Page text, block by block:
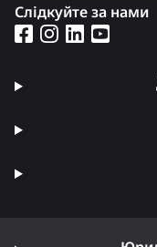
Слідкуйте за нами